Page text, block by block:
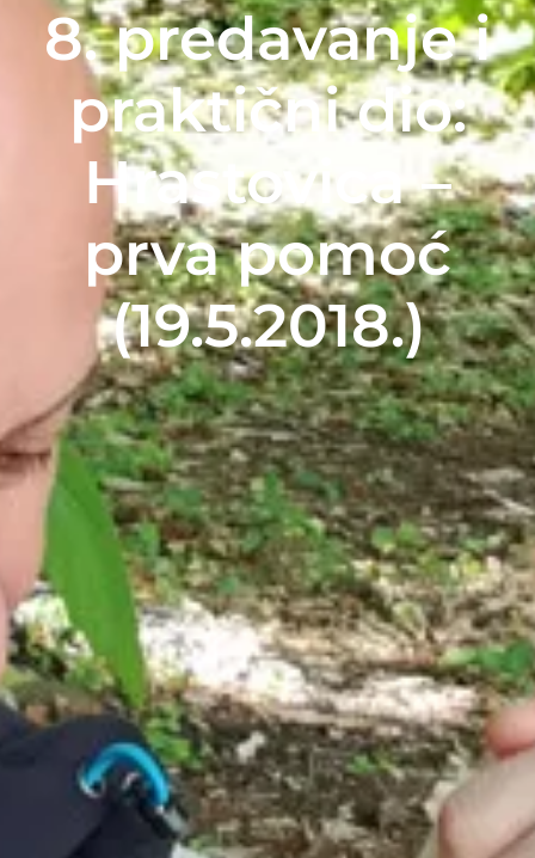
8. predavanje i
praktični dio:
Hrastovica –
prva pomoć
(19.5.2018.)